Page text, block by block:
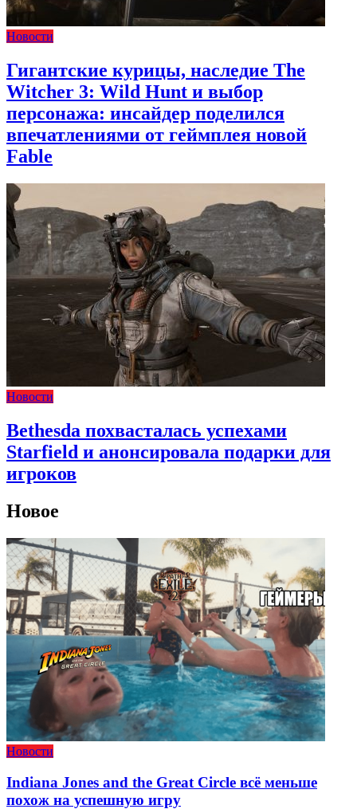
Новости
Гигантские курицы, наследие The
Witcher 3: Wild Hunt и выбор
персонажа: инсайдер поделился
впечатлениями от геймплея новой
Fable
Новости
Bethesda похвасталась успехами
Starfield и анонсировала подарки для
игроков
Новое
Новости
Indiana Jones and the Great Circle всё меньше
похож на успешную игру